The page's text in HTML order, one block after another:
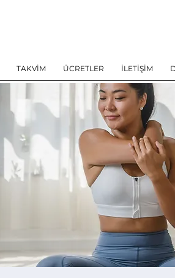
TAKVİM ÜCRETLER İLETİŞİM